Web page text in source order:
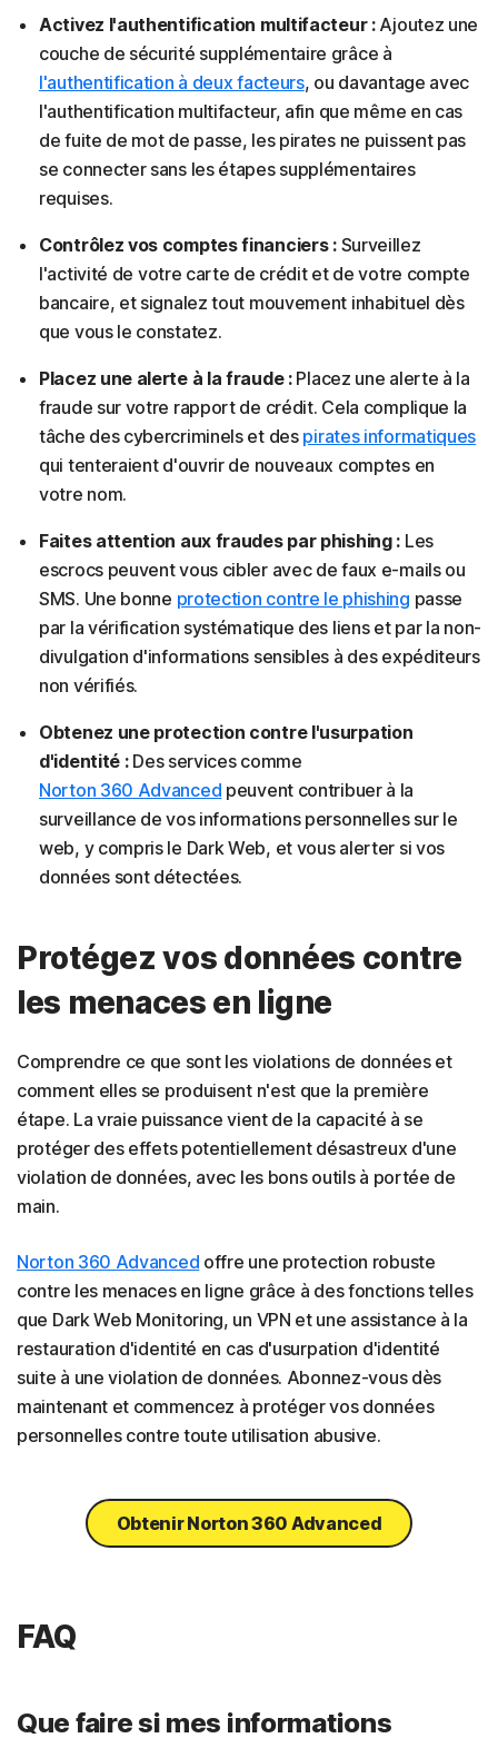
Activez l'authentification multifacteur :Ajoutez une
couche de sécurité supplémentaire grâce à
l'authentification à deux facteurs, ou davantage avec
l'authentification multifacteur, afin que même en cas
de fuite de mot de passe, les pirates ne puissent pas
se connecter sans les étapes supplémentaires
requises.
Contrôlez vos comptes financiers :Surveillez
l'activité de votre carte de crédit et de votre compte
bancaire, et signalez tout mouvement inhabituel dès
que vous le constatez.
Placez une alerte à la fraude :Placez une alerte à la
fraude sur votre rapport de crédit. Cela complique la
tâche des cybercriminels et des pirates informatiques
qui tenteraient d'ouvrir de nouveaux comptes en
votre nom.
Faites attention aux fraudes par phishing : Les
escrocs peuvent vous cibler avec de faux e-mails ou
SMS. Une bonne protection contre le phishing passe
par la vérification systématique des liens et par la non-
divulgation d'informations sensibles à des expéditeurs
non vérifiés.
Obtenez une protection contre l'usurpation
d'identité :Des services comme
Norton 360 Advanced peuvent contribuer à la
surveillance de vos informations personnelles sur le
web, y compris le Dark Web, et vous alerter si vos
données sont détectées.
Protégez vos données contre
les menaces en ligne
Comprendre ce que sont les violations de données et
comment elles se produisent n'est que la première
étape. La vraie puissance vient de la capacité à se
protéger des effets potentiellement désastreux d'une
violation de données, avec les bons outils à portée de
main.
Norton 360 Advanced offre une protection robuste
contre les menaces en ligne grâce à des fonctions telles
que Dark Web Monitoring, un VPN et une assistance à la
restauration d'identité en cas d'usurpation d'identité
suite à une violation de données. Abonnez-vous dès
maintenant et commencez à protéger vos données
personnelles contre toute utilisation abusive.
Obtenir Norton 360 Advanced
FAQ
Que faire si mes informations